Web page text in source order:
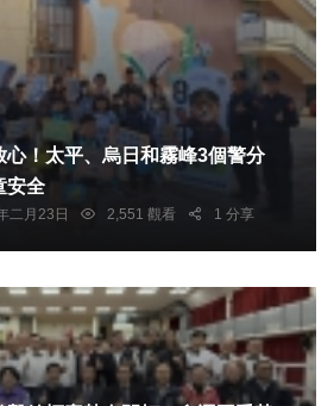
心！太平、烏日和霧峰3個警分
安全
二月23日 2,551 觀看 1 分享